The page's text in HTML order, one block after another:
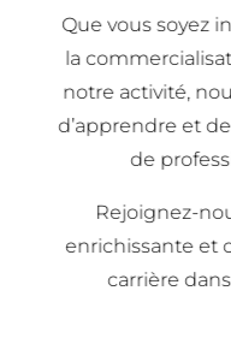
Que vous soyez
la
notre activité,
d’apprendre et
de
Rejoignez-
enrichissante et
carrière